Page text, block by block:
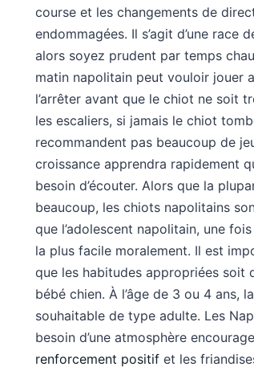
course et les changements de
endommagées. Il s’agit d’une
alors soyez prudent par temps
matin napolitain peut vouloir jouer
l’arrêter avant que le chiot ne soit
les escaliers, si jamais le chiot
recommandent pas beaucoup de
croissance apprendra rapidement
besoin d’écouter. Alors que la
beaucoup, les chiots napolitains
que l’adolescent napolitain, une
la plus facile moralement. Il est
que les habitudes appropriées soit
bébé chien. À l’âge de 3 ou 4
souhaitable de type adulte. Les
besoin d’une atmosphère
renforcement positif et les